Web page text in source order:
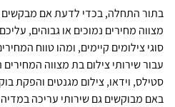
בתור התחלה, בכדי לדעת אם מבקשים
מצווה מחירים נמוכים או גבוהים,
סוגי צילומים קיימים, ומהו טווח
עבור שירותי צילום בת מצווה
סטילס, וידאו, צילום מגנטים והפקת
באם מבוקשים גם שירותי עריכה במדיה